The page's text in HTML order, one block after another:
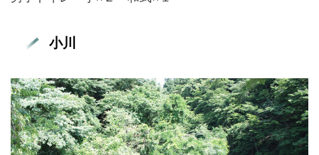
小川